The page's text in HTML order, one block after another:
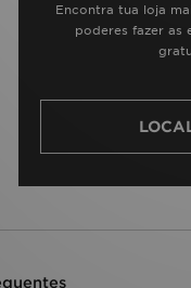
Encontra tua loja
poderes fazer as